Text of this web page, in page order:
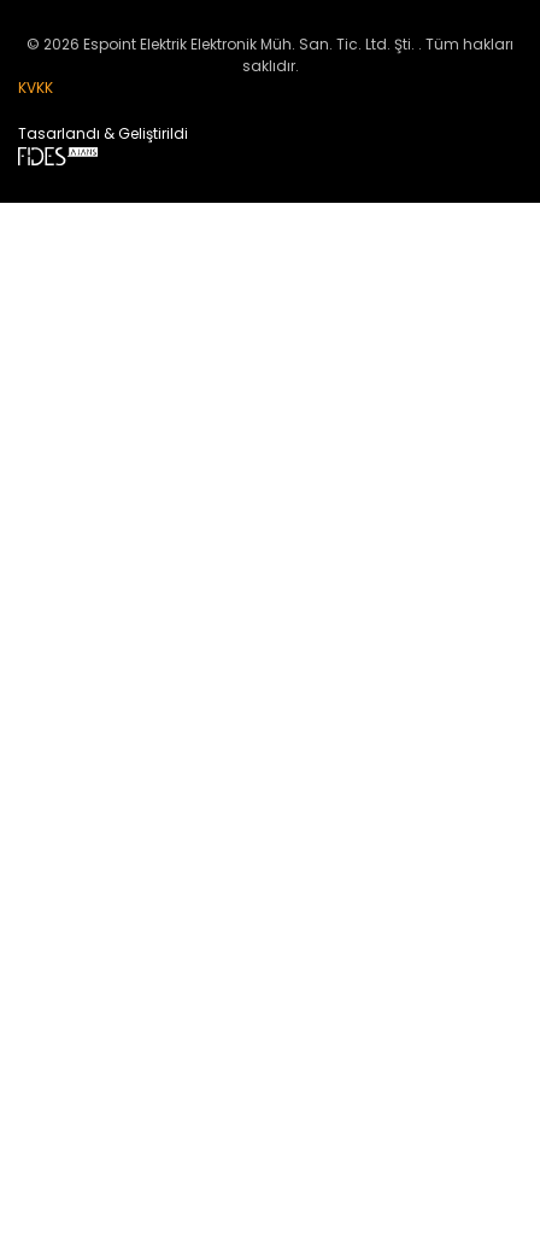
© 2026 Espoint Elektrik Elektronik Müh. San. Tic. Ltd. Şti. . Tüm hakları
saklıdır.
KVKK
Tasarlandı & Geliştirildi